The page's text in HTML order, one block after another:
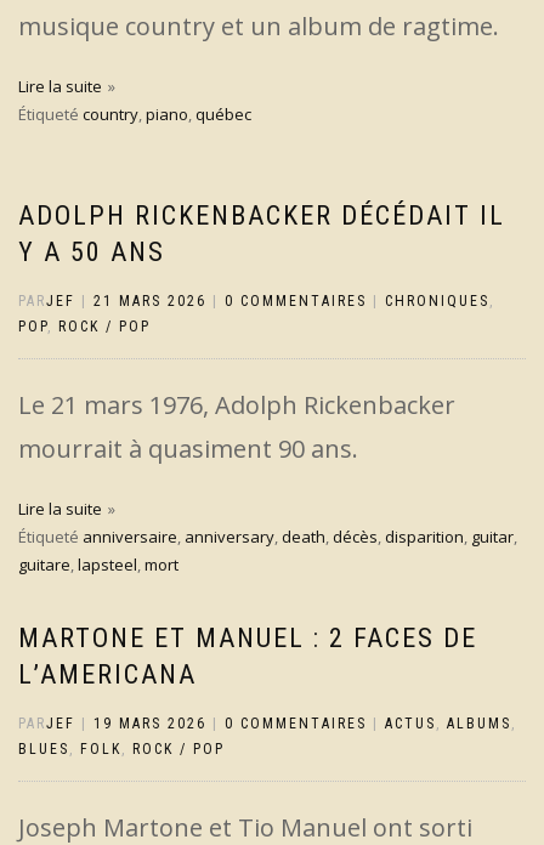
musique country et un album de ragtime.
Lire la suite
Étiqueté country,piano,québec
ADOLPH RICKENBACKER DÉCÉDAIT IL
Y A 50 ANS
PARJEF 21 MARS 2026 0 COMMENTAIRES CHRONIQUES ,
POP, ROCK / POP
Le 21 mars 1976, Adolph Rickenbacker
mourrait à quasiment 90 ans.
Lire la suite
Étiqueté anniversaire, anniversary,death,décès,disparition, guitar,
guitare,lapsteel,mort
MARTONE ET MANUEL : 2 FACES DE
L’AMERICANA
PARJEF 19 MARS 2026 0 COMMENTAIRES ACTUS , ALBUMS ,
BLUES , FOLK, ROCK / POP
Joseph Martone et Tio Manuel ont sorti